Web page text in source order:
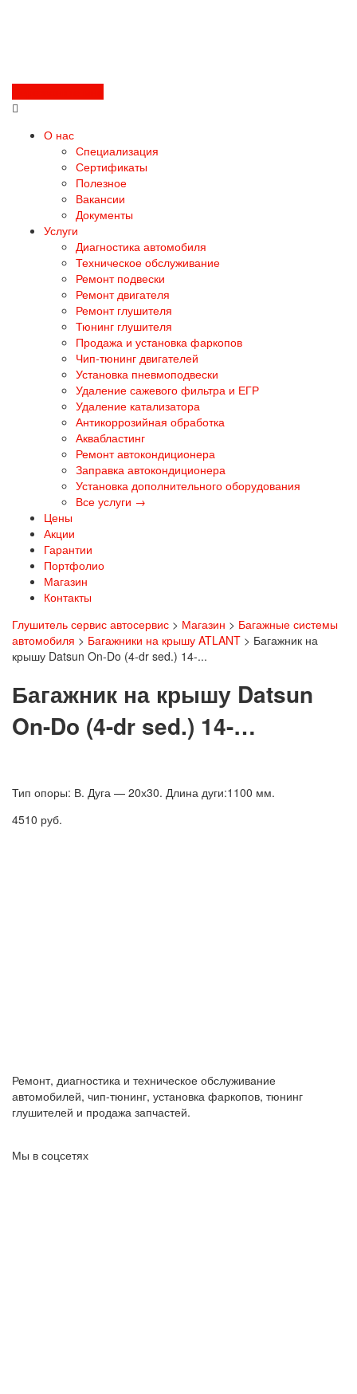
О нас
Специализация
Сертификаты
Полезное
Вакансии
Документы
Услуги
Диагностика автомобиля
Техническое обслуживание
Ремонт подвески
Ремонт двигателя
Ремонт глушителя
Тюнинг глушителя
Продажа и установка фаркопов
Чип-тюнинг двигателей
Установка пневмоподвески
Удаление сажевого фильтра и ЕГР
Удаление катализатора
Антикоррозийная обработка
Аквабластинг
Ремонт автокондиционера
Заправка автокондиционера
Установка дополнительного оборудования
Все услуги →
Цены
Акции
Гарантии
Портфолио
Магазин
Контакты
Глушитель сервис автосервис > Магазин > Багажные системы
автомобиля > Багажники на крышу ATLANT > Багажник на
крышу Datsun On-Do (4-dr sed.) 14-...
Багажник на крышу Datsun
On-Do (4-dr sed.) 14-…
Тип опоры: В. Дуга — 20х30. Длина дуги:1100 мм.
4510 руб.
Ремонт, диагностика и техническое обслуживание
автомобилей, чип-тюнинг, установка фаркопов, тюнинг
глушителей и продажа запчастей.
Мы в соцсетях